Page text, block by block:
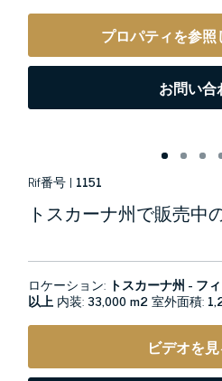
プロパティを参
お問い合
Rif番号 | 1151
トスカーナ州で販売中
ロケーション: トスカーナ州 - フ
以上 内装:33,000 m2室外面積:
ビデオを